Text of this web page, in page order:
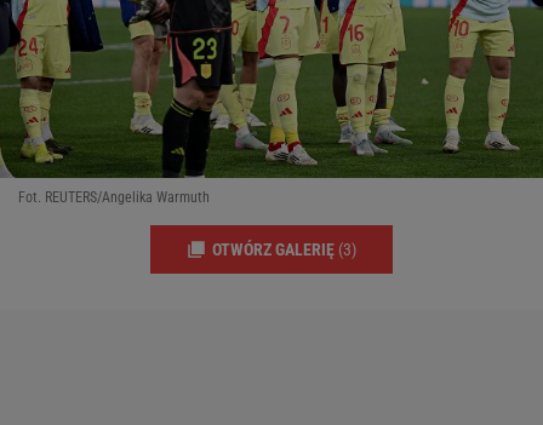
Fot. REUTERS/Angelika Warmuth
OTWÓRZ GALERIĘ (3)